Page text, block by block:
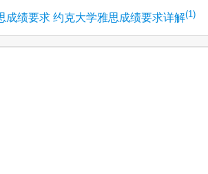
成绩要求 约克大学雅思成绩要求详解(1)